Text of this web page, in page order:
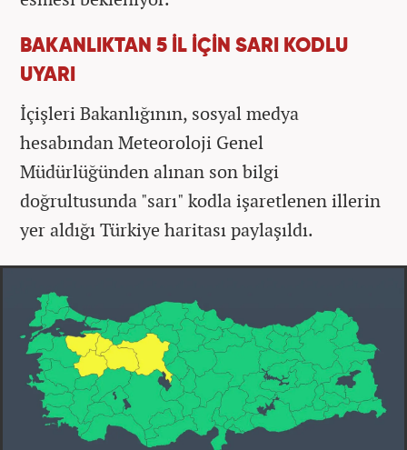
BAKANLIKTAN 5 İL İÇİN SARI KODLU
UYARI
İçişleri Bakanlığının, sosyal medya
hesabından Meteoroloji Genel
Müdürlüğünden alınan son bilgi
doğrultusunda "sarı" kodla işaretlenen illerin
yer aldığı Türkiye haritası paylaşıldı.